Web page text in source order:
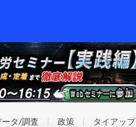
ータ/調査 政策 タイアップ